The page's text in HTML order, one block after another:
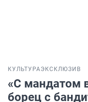
КУЛЬТУРАЭКСКЛЮЗИВ
«С мандатом
борец с